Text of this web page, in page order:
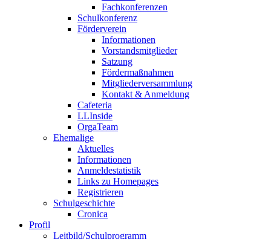
Fachkonferenzen
Schulkonferenz
Förderverein
Informationen
Vorstandsmitglieder
Satzung
Fördermaßnahmen
Mitgliederversammlung
Kontakt & Anmeldung
Cafeteria
LLInside
OrgaTeam
Ehemalige
Aktuelles
Informationen
Anmeldestatistik
Links zu Homepages
Registrieren
Schulgeschichte
Cronica
Profil
Leitbild/Schulprogramm